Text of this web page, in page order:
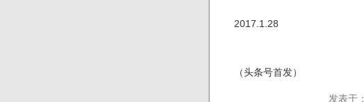
2017.1.28
（头条号首发）
发表于：